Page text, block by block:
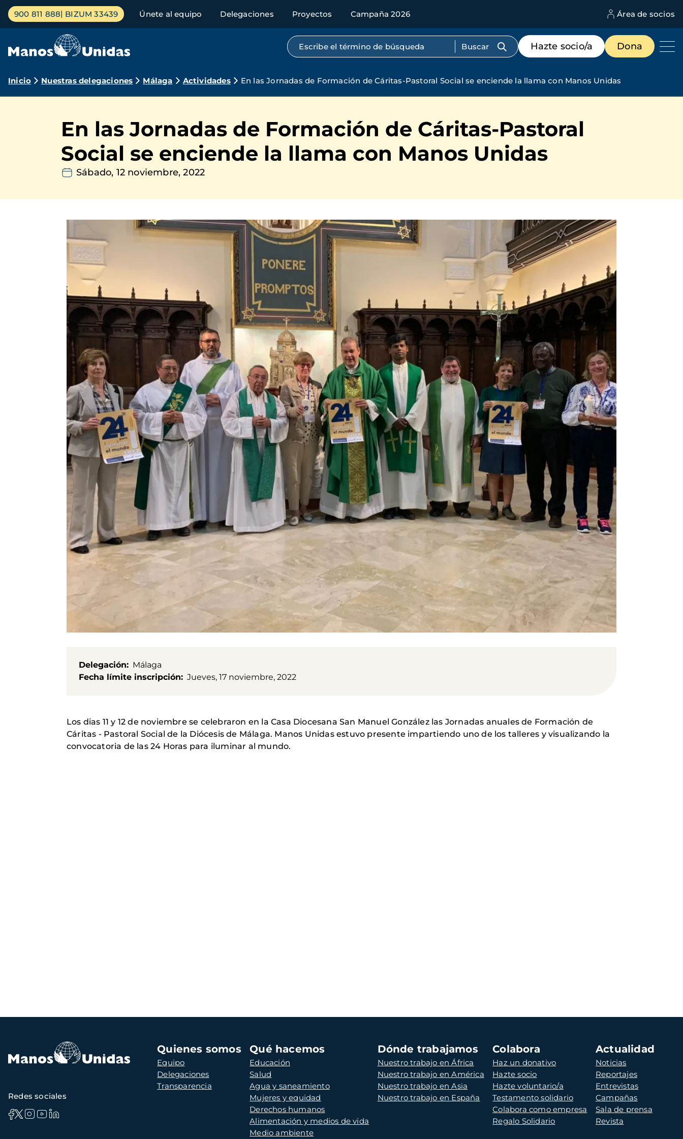
Pasar
contenido
Menú
principal
900 811 888 BIZUM 33439 Únete al equipo Delegaciones Proyectos Campaña 2026 Área de socios
Búsqueda por texto completo
Menú
de
destacados
Hazte socio/a Dona
Ruta
navegación
Inicio Nuestras delegaciones Málaga Actividades En las Jornadas de Formación de Cáritas-Pastoral Social se enciende la llama con Manos Unidas
En las Jornadas de Formación de Cáritas-Pastoral
Social se enciende la llama con Manos Unidas
Sábado, 12 noviembre, 2022
Delegación
Málaga
Fecha límite inscripción
Jueves, 17 noviembre, 2022
Los dias 11 y 12 de noviembre se celebraron en la Casa Diocesana San Manuel González las Jornadas anuales de Formación de
Cáritas - Pastoral Social de la Diócesis de Málaga. Manos Unidas estuvo presente impartiendo uno de los talleres y visualizando la
convocatoria de las 24 Horas para iluminar al mundo.
Navegación
principal
Quienes somos
Equipo
Delegaciones
Transparencia
Qué hacemos
Educación
Salud
Agua y saneamiento
Mujeres y equidad
Derechos humanos
Alimentación y medios de vida
Medio ambiente
Dónde trabajamos
Nuestro trabajo en África
Nuestro trabajo en América
Nuestro trabajo en Asia
Nuestro trabajo en España
Colabora
Haz un donativo
Hazte socio
Hazte voluntario/a
Testamento solidario
Colabora como empresa
Regalo Solidario
Actualidad
Noticias
Reportajes
Entrevistas
Campañas
Sala de prensa
Revista
Redes sociales